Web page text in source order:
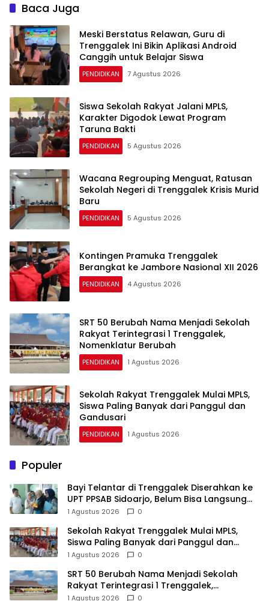
Baca Juga
Meski Berstatus Relawan, Guru di
Trenggalek Ini Bikin Aplikasi Android
Canggih untuk Belajar Siswa
PENDIDIKAN 7 Agustus 2026
Siswa Sekolah Rakyat Jalani MPLS,
Karakter Digodok Lewat Program
Taruna Bakti
PENDIDIKAN 5 Agustus 2026
Wacana Regrouping Menguat, Ratusan
Sekolah Negeri di Trenggalek Krisis Murid
Baru
PENDIDIKAN 5 Agustus 2026
Kontingen Pramuka Trenggalek
Berangkat ke Jambore Nasional XII 2026
PENDIDIKAN 4 Agustus 2026
SRT 50 Berubah Nama Menjadi Sekolah
Rakyat Terintegrasi 1 Trenggalek,
Nomenklatur Berubah
PENDIDIKAN 1 Agustus 2026
Sekolah Rakyat Trenggalek Mulai MPLS,
Siswa Paling Banyak dari Panggul dan
Gandusari
PENDIDIKAN 1 Agustus 2026
Populer
Bayi Telantar di Trenggalek Diserahkan ke
UPT PPSAB Sidoarjo, Belum Bisa Langsung
Diadopsi
1 Agustus 2026 0
Sekolah Rakyat Trenggalek Mulai MPLS,
Siswa Paling Banyak dari Panggul dan
Gandusari
1 Agustus 2026 0
SRT 50 Berubah Nama Menjadi Sekolah
Rakyat Terintegrasi 1 Trenggalek,
Nomenklatur Berubah
1 Agustus 2026 0